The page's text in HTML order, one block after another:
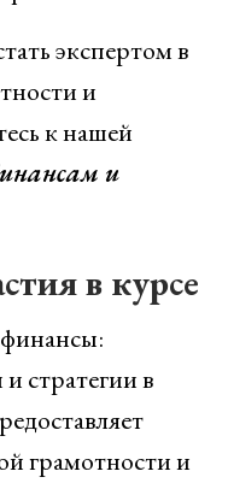
экспертом в
и
к нашей
и
в курсе
стратегии в
грамотности и